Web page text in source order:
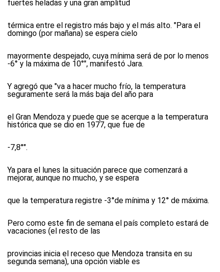
fuertes heladas y una gran amplitud
térmica entre el registro más bajo y el más alto. "Para el
domingo (por mañana) se espera cielo
mayormente despejado, cuya mínima será de por lo menos
-6° y la máxima de 10°", manifestó Jara.
Y agregó que "va a hacer mucho frío, la temperatura
seguramente será la más baja del año para
el Gran Mendoza y puede que se acerque a la temperatura
histórica que se dio en 1977, que fue de
-7,8°".
Ya para el lunes la situación parece que comenzará a
mejorar, aunque no mucho, y se espera
que la temperatura registre -3°de mínima y 12° de máxima.
Pero como este fin de semana el país completo estará de
vacaciones (el resto de las
provincias inicia el receso que Mendoza transita en su
segunda semana), una opción viable es